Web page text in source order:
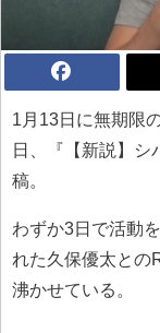
1月13日に無期限
日、『【新説】シ
稿。
わずか3日で活動
れた久保優太との
沸かせている。